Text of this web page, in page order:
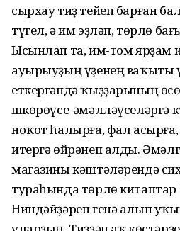
сырхау тиҙ тейеп барған
түгел, ә им эҙләп, төрлө
Ысынлап та, им-том ярҙам
ауырыуҙың үҙенең ваҡыты
еткергәндә ҡыҙҙарының
Өшкөрөүсе-әмәлләүселәргә
ноҡот һалырға, фал асырға,
итергә өйрәнеп алды.
магазины кәштәләрендә
тураһында төрлө
Ниндәйҙәрен генә алып